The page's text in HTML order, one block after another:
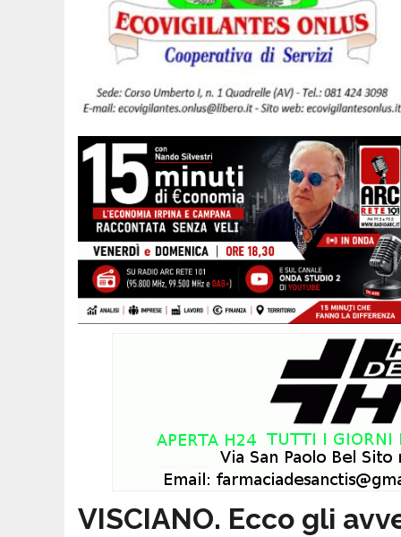
VISCIANO. Ecco gli